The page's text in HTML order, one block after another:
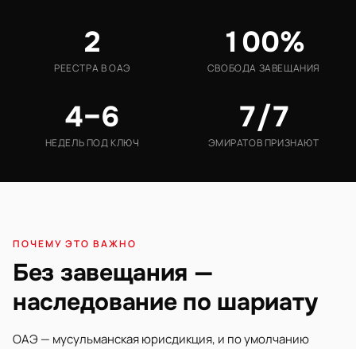
2
РЕЕСТРА В ОАЭ
100%
СВОБОДА ЗАВЕЩАНИЯ
4–6
НЕДЕЛЬ ПОД КЛЮЧ
7/7
ЭМИРАТОВ ПРИЗНАЮТ
ПОЧЕМУ ЭТО ВАЖНО
Без завещания —
наследование по шариату
ОАЭ — мусульманская юрисдикция, и по умолчанию